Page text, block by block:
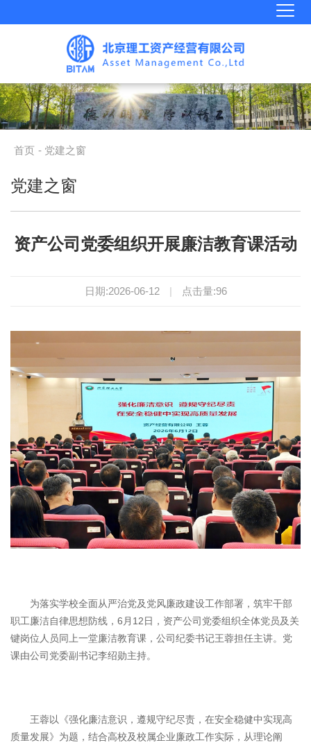
首页 - 党建之窗
党建之窗
资产公司党委组织开展廉洁教育课活动
日期:2026-06-12 | 点击量:96
为落实学校全面从严治党及党风廉政建设工作部署，筑牢干部
职工廉洁自律思想防线，6月12日，资产公司党委组织全体党员及关
键岗位人员同上一堂廉洁教育课，公司纪委书记王蓉担任主讲。党
课由公司党委副书记李绍勋主持。
王蓉以《强化廉洁意识，遵规守纪尽责，在安全稳健中实现高
质量发展》为题，结合高校及校属企业廉政工作实际，从理论阐